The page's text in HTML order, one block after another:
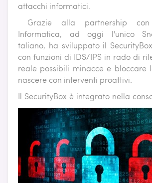
attacchi informatici.
Grazie alla partnership
Informatica, ad oggi l'unico
taliano, ha sviluppato il
con funzioni di IDS/IPS in rado di
reale possibili minacce e bloccare
nascere con interventi proattivi.
Il SecurityBox è integrato nella